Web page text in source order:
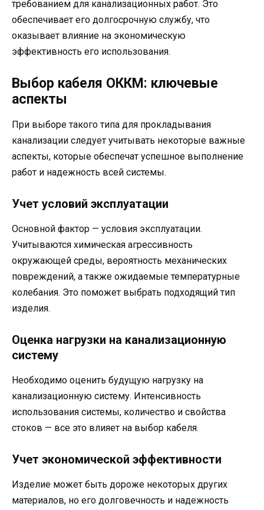
требованием для канализационных работ. Это
обеспечивает его долгосрочную службу, что
оказывает влияние на экономическую
эффективность его использования.
Выбор кабеля ОККМ: ключевые
аспекты
При выборе такого типа для прокладывания
канализации следует учитывать некоторые важные
аспекты, которые обеспечат успешное выполнение
работ и надежность всей системы.
Учет условий эксплуатации
Основной фактор — условия эксплуатации.
Учитываются химическая агрессивность
окружающей среды, вероятность механических
повреждений, а также ожидаемые температурные
колебания. Это поможет выбрать подходящий тип
изделия.
Оценка нагрузки на канализационную
систему
Необходимо оценить будущую нагрузку на
канализационную систему. Интенсивность
использования системы, количество и свойства
стоков — все это влияет на выбор кабеля.
Учет экономической эффективности
Изделие может быть дороже некоторых других
материалов, но его долговечность и надежность